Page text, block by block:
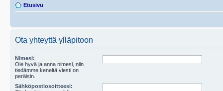
Etusivu
Ota yhteyttä ylläpitoon
Nimesi:
Ole hyvä ja anna nimesi, niin
tiedämme keneltä viesti on
peräisin.
Sähköpostiosoitteesi: